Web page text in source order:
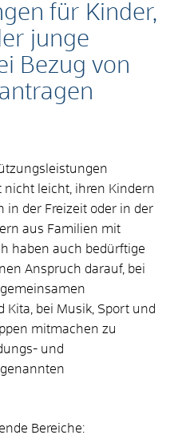
für Kinder,
junge
Bezug von
nicht leicht, ihren Kindern
in der Freizeit oder in der
aus Familien mit
haben auch bedürftige
Anspruch darauf, bei
Kita, bei Musik, Sport und
mitmachen zu
und
Bereiche: